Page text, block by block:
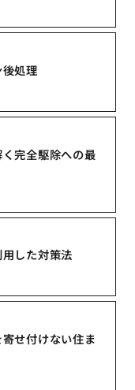
処理
完全駆除への最
した対策法
せ付けない住ま